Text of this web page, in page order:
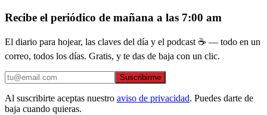
Recibe el periódico de mañana a las 7:00 am
El diario para hojear, las claves del día y el podcast ☕ — todo en un
correo, todos los días. Gratis, y te das de baja con un clic.
Suscribirme
Al suscribirte aceptas nuestro aviso de privacidad. Puedes darte de
baja cuando quieras.